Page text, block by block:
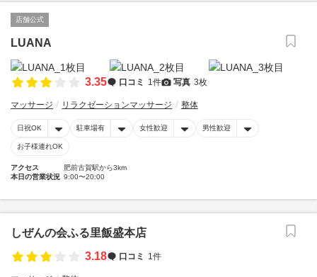
店舗公式
LUANA
3.35 口コミ 1件 写真 3枚
マッサージ リラクゼーションマッサージ 整体
日祝OK 駐車場有 女性歓迎 男性歓迎
お子様連れOK
アクセス
肥前古賀駅から3km
本日の営業状況 9:00〜20:00
しぜんの会ふる里飯盛本店
3.18
口コミ 1件